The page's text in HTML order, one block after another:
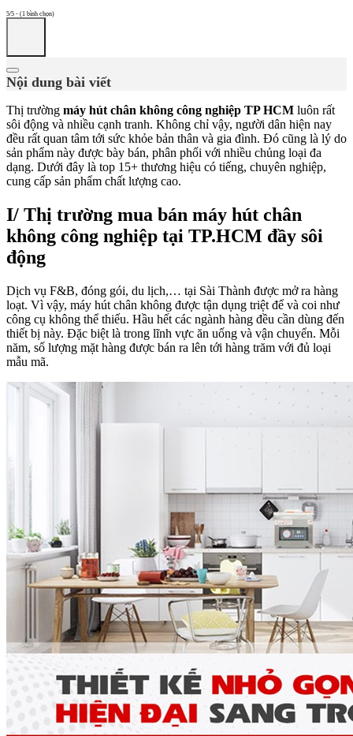
5/5 - (1 bình chọn)
Nội dung bài viết
Thị trường máy hút chân không công nghiệp TP HCM luôn rất
sôi động và nhiều cạnh tranh. Không chỉ vậy, người dân hiện nay
đều rất quan tâm tới sức khỏe bản thân và gia đình. Đó cũng là lý do
sản phẩm này được bày bán, phân phối với nhiều chủng loại đa
dạng. Dưới đây là top 15+ thương hiệu có tiếng, chuyên nghiệp,
cung cấp sản phẩm chất lượng cao.
I/ Thị trường mua bán máy hút chân
không công nghiệp tại TP.HCM đầy sôi
động
Dịch vụ F&B, đóng gói, du lịch,… tại Sài Thành được mở ra hàng
loạt. Vì vậy, máy hút chân không được tận dụng triệt để và coi như
công cụ không thể thiếu. Hầu hết các ngành hàng đều cần dùng đến
thiết bị này. Đặc biệt là trong lĩnh vực ăn uống và vận chuyển. Mỗi
năm, số lượng mặt hàng được bán ra lên tới hàng trăm với đủ loại
mẫu mã.